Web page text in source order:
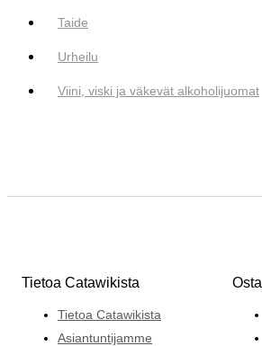
Taide
Urheilu
Viini, viski ja väkevät alkoholijuomat
Tietoa Catawikista
Tietoa Catawikista
Asiantuntijamme
Osta